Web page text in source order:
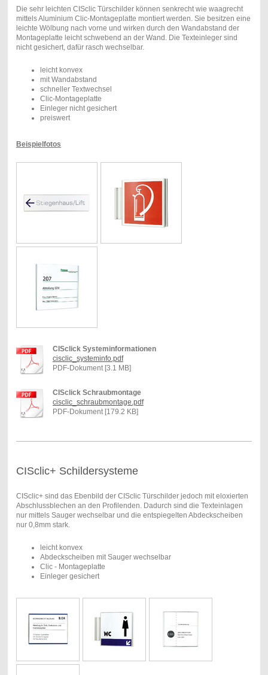
Die sehr leichten CISclic Türschilder können senkrecht wie waagrecht
mittels Aluminium Clic-Montageplatte montiert werden. Sie besitzen eine
leichte Wölbung nach vorne und wirken durch den Wandabstand der
Montageplatte leicht schwebend an der Wand. Die Texteinleger sind
nicht gesichert, dafür rasch wechselbar.
leicht konvex
mit Wandabstand
schneller Textwechsel
Clic-Montageplatte
Einleger nicht gesichert
preiswert
Beispielfotos
CISclick Systeminformationen
cisclic_systeminfo.pdf
PDF-Dokument [3.1 MB]
CISclick Schraubmontage
cisclic_schraubmontage.pdf
PDF-Dokument [179.2 KB]
CISclic+ Schildersysteme
CISclic+ sind das Ebenbild der CISclic Türschilder jedoch mit eloxierten
Abschlussblechen an den Profilenden. Dadurch sind die Texteinlagen
nur mittels Sauger wechselbar und die entspiegelten Abdeckscheiben
nur 0,8mm stark.
leicht konvex
Abdeckscheiben mit Sauger wechselbar
Clic - Montageplatte
Einleger gesichert